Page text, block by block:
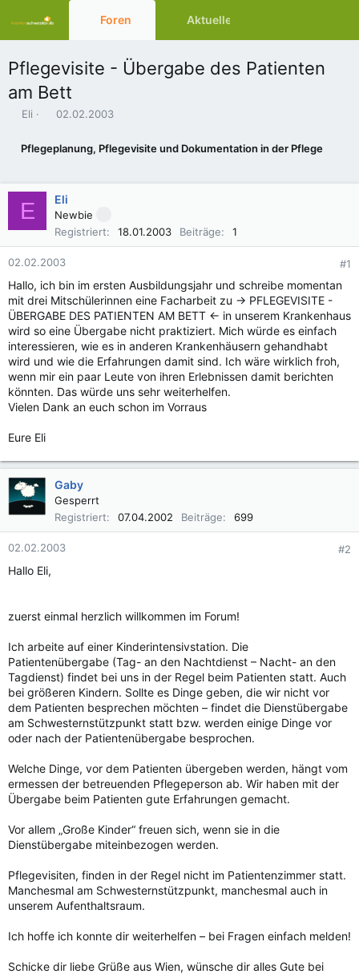
Foren Aktuelles
Pflegevisite - Übergabe des Patienten
am Bett
E
s
t
l
e
r
Eli
E
s
t
l
l
t
a
02.02.2003
Pflegeplanung, Pflegevisite und Dokumentation in der Pflege
E Eli
Newbie
Registriert
18.01.2003 Beiträge 1
02.02.2003 #1
Hallo, ich bin im ersten Ausbildungsjahr und schreibe momentan
mit drei Mitschülerinnen eine Facharbeit zu -> PFLEGEVISITE -
ÜBERGABE DES PATIENTEN AM BETT <- in unserem Krankenhaus
wird so eine Übergabe nicht praktiziert. Mich würde es einfach
interessieren, wie es in anderen Krankenhäusern gehandhabt
wird und wie die Erfahrungen damit sind. Ich wäre wirklich froh,
wenn mir ein paar Leute von ihren Erlebnissen damit berichten
könnten. Das würde uns sehr weiterhelfen.
Vielen Dank an euch schon im Vorraus
Eure Eli
Gaby
Gesperrt
Registriert
07.04.2002 Beiträge 699
02.02.2003 #2
Hallo Eli,
zuerst einmal herzlich willkommen im Forum!
Ich arbeite auf einer Kinderintensivstation. Die
Patientenübergabe (Tag- an den Nachtdienst – Nacht- an den
Tagdienst) findet bei uns in der Regel beim Patienten statt. Auch
bei größeren Kindern. Sollte es Dinge geben, die wir nicht vor
dem Patienten besprechen möchten – findet die Dienstübergabe
am Schwesternstützpunkt statt bzw. werden einige Dinge vor
oder nach der Patientenübergabe besprochen.
Welche Dinge, vor dem Patienten übergeben werden, hängt vom
ermessen der betreuenden Pflegeperson ab. Wir haben mit der
Übergabe beim Patienten gute Erfahrungen gemacht.
Vor allem „Große Kinder“ freuen sich, wenn sie in die
Dienstübergabe miteinbezogen werden.
Pflegevisiten, finden in der Regel nicht im Patientenzimmer statt.
Manchesmal am Schwesternstützpunkt, manchesmal auch in
unserem Aufenthaltsraum.
Ich hoffe ich konnte dir weiterhelfen – bei Fragen einfach melden!
Schicke dir liebe Grüße aus Wien, wünsche dir alles Gute bei